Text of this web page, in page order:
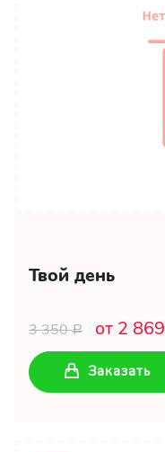
Твой день
3 350Р от 2 869
Заказать